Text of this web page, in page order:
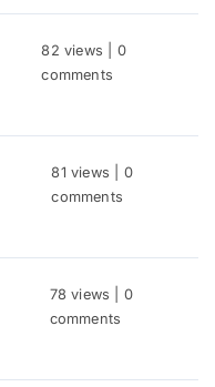
82 views
0
comments
81 views
0
comments
78 views
0
comments